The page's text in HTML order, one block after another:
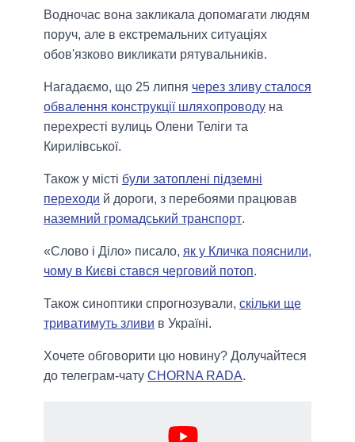
Водночас вона закликала допомагати людям
поруч, але в екстремальних ситуаціях
обов'язково викликати рятувальників.
Нагадаємо, що 25 липня через зливу сталося
обвалення конструкції шляхопроводу на
перехресті вулиць Олени Теліги та
Кирилівської.
Також у місті були затоплені підземні
переходи й дороги, з перебоями працював
наземний громадський транспорт.
«Слово і Діло» писало, як у Кличка пояснили,
чому в Києві стався черговий потоп.
Також синоптики спрогнозували, скільки ще
триватимуть зливи в Україні.
Хочете обговорити цю новину? Долучайтеся
до телеграм-чату CHORNA RADA.